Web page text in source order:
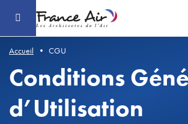
contenu
Accueil CGU
Conditions
d’Utilisation